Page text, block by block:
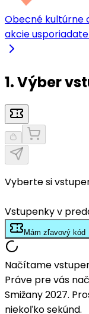
Obecné kultúrne
akcie
1. Výber
Vyberte si
Vstupenky v
Mám zľavový kód
Načítame
Práve pre vás
Smižany 2027.
niekoľko sekúnd.